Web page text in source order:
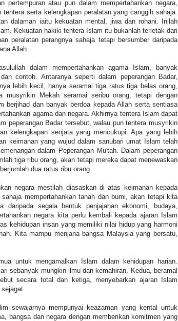
pertempuran atau pun dalam mempertahankan negara,
serta kelengkapan peralatan yang canggih sahaja.
dalaman iaitu kekuatan mental, jiwa dan rohani. Inilah
Kekuatan hakiki tentera Islam itu bukanlah terletak dari
peralatan perangnya sahaja tetapi bersumber daripada
Allah.
dalam mempertahankan agama Islam, banyak
contoh. Antaranya seperti dalam peperangan Badar,
lebih kecil, hanya seramai tiga ratus tiga belas orang,
musyrikin Mekah seramai seribu orang, tetapi dengan
berjihad dan banyak berdoa kepada Allah serta sentiasa
agama dan negara. Akhirnya tentera Islam dapat
peperangan Badar tersebut, walau pun tentera musyrikin
kelengkapan senjata yang mencukupi. Apa yang lebih
keimanan yang wujud dalam sanubari umat Islam telah
dalam Peperangan Mu'tah. Dalam peperangan
tiga ribu orang, akan tetapi mereka dapat menewaskan
dua ratus ribu orang.
negara mestilah diasaskan di atas keimanan kepada
mempertahankan tanah dan bumi, akan tetapi kita
daripada segala bentuk penjajahan ekonomi, budaya,
negara kita perlu kembali kepada ajaran Islam
kehidupan insan yang memiliki nilai hidup yang harmoni
Kita mampu menjana bangsa Malaysia yang bersatu,
untuk mengamalkan Islam dalam kehidupan harian.
sebanyak mungkin ilmu dan kemahiran. Kedua, beramal
secara total dan ketiga, menyebarkan ajaran Islam
sewajarnya mempunyai keazaman yang kental untuk
bangsa dan negara dengan memberikan komitmen yang